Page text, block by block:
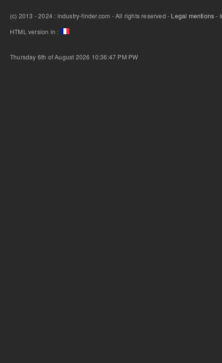
(c) 2013 - 2024 : industry-finder.com - All rights reserved - Legal mentions-
HTML version in :
Thursday 6th of August 2026 10:36:47 PM PW